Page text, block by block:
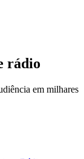
rádio
em milhares